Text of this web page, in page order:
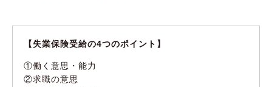
【失業保険受給の4つのポイント】
①働く意思・能力
②求職の意思